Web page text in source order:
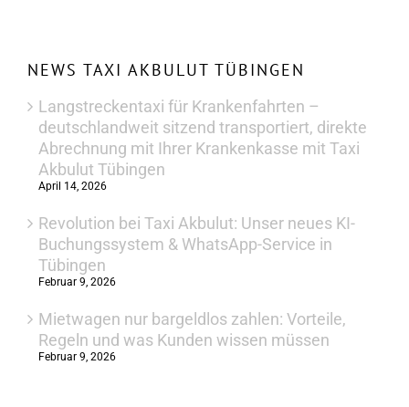
NEWS TAXI AKBULUT TÜBINGEN
Langstreckentaxi für Krankenfahrten –
deutschlandweit sitzend transportiert, direkte
Abrechnung mit Ihrer Krankenkasse mit Taxi
Akbulut Tübingen
April 14, 2026
Revolution bei Taxi Akbulut: Unser neues KI-
Buchungssystem & WhatsApp-Service in
Tübingen
Februar 9, 2026
Mietwagen nur bargeldlos zahlen: Vorteile,
Regeln und was Kunden wissen müssen
Februar 9, 2026